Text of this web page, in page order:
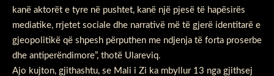
kanë aktorët e tyre në pushtet, kanë një pjesë të hapësirës
mediatike, rrjetet sociale dhe narrativë më të gjerë identitarë e
gjeopolitikë që shpesh përputhen me ndjenja të forta proserbe
dhe antiperëndimore”, thotë Ulareviq.
Ajo kujton, gjithashtu, se Mali i Zi ka mbyllur 13 nga gjithsej